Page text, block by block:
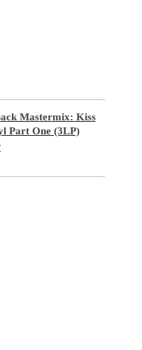
Mastermix: Kiss
Part One (3LP)